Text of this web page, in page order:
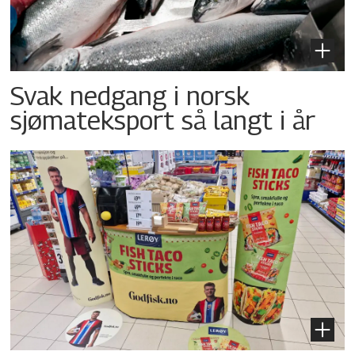
Svak nedgang i norsk
sjømateksport så langt i år